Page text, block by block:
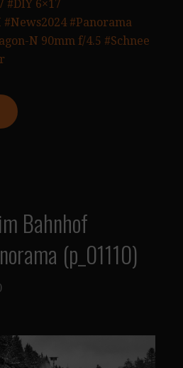
#DIY 6×17
#News2024 #Panorama
N 90mm f/4.5 #Schnee
Bahnhof
(p_01110)